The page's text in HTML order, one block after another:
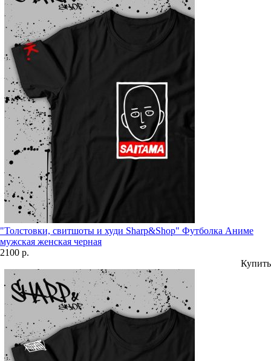
"Толстовки, свитшоты и худи Sharp&Shop" Футболка Аниме
мужская женская черная
2100 р.
Купить